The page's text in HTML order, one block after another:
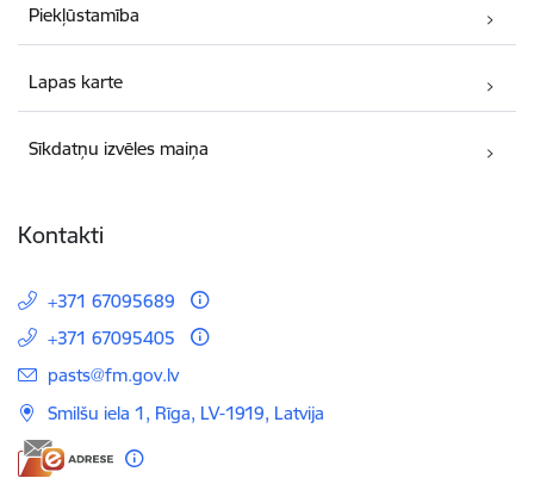
Piekļūstamība
Lapas karte
Sīkdatņu izvēles maiņa
Kontakti
+371 67095689
+371 67095405
E-pasts:
pasts@fm.gov.lv
Smilšu iela 1, Rīga, LV-1919, Latvija